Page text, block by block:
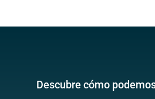
Descubre cómo